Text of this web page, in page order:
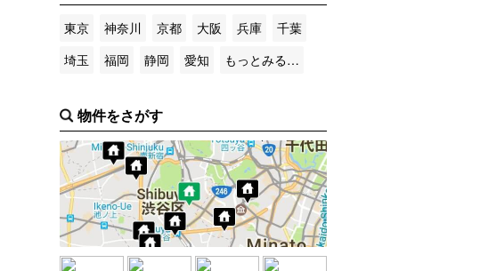
東京 神奈川 京都 大阪 兵庫
千葉
埼玉
福岡 静岡 愛知 もっとみる…
物件をさがす